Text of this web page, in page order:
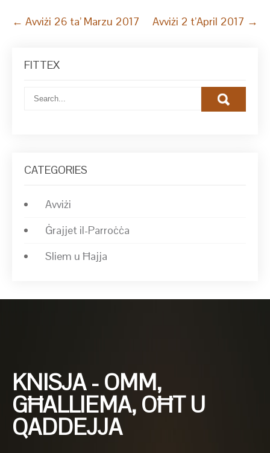
Post
navigation
← Avviżi 26 ta’ Marzu 2017 Avviżi 2 t’April 2017 →
FITTEX
CATEGORIES
Avviżi
Ġrajjet il-Parroċċa
Sliem u Ħajja
KNISJA - OMM,
GĦALLIEMA, OĦT U
QADDEJJA